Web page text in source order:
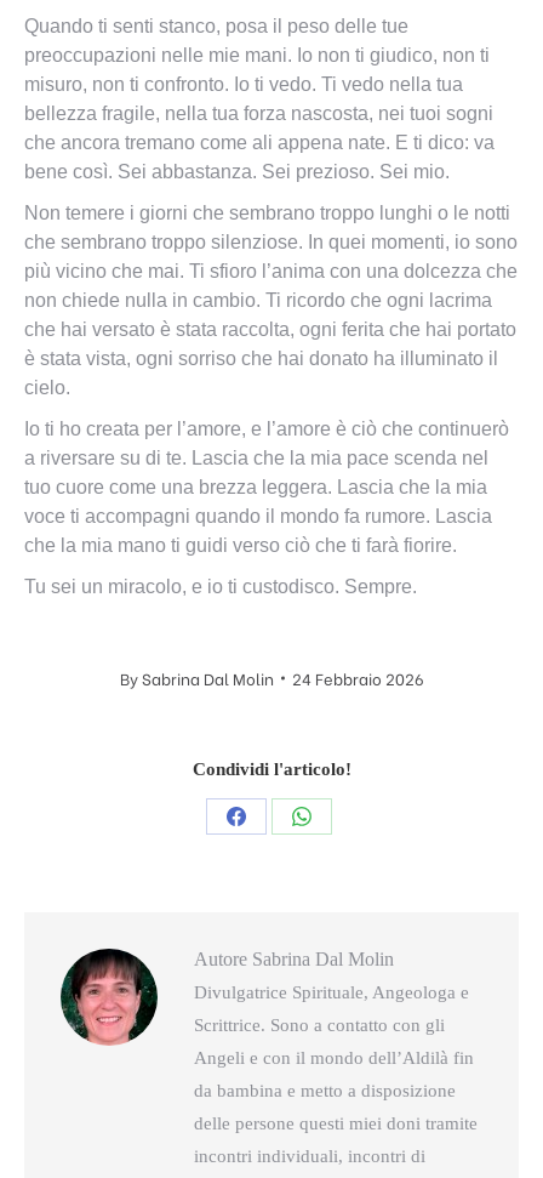
Quando ti senti stanco, posa il peso delle tue
preoccupazioni nelle mie mani. Io non ti giudico, non ti
misuro, non ti confronto. Io ti vedo. Ti vedo nella tua
bellezza fragile, nella tua forza nascosta, nei tuoi sogni
che ancora tremano come ali appena nate. E ti dico: va
bene così. Sei abbastanza. Sei prezioso. Sei mio.
Non temere i giorni che sembrano troppo lunghi o le notti
che sembrano troppo silenziose. In quei momenti, io sono
più vicino che mai. Ti sfioro l’anima con una dolcezza che
non chiede nulla in cambio. Ti ricordo che ogni lacrima
che hai versato è stata raccolta, ogni ferita che hai portato
è stata vista, ogni sorriso che hai donato ha illuminato il
cielo.
Io ti ho creata per l’amore, e l’amore è ciò che continuerò
a riversare su di te. Lascia che la mia pace scenda nel
tuo cuore come una brezza leggera. Lascia che la mia
voce ti accompagni quando il mondo fa rumore. Lascia
che la mia mano ti guidi verso ciò che ti farà fiorire.
Tu sei un miracolo, e io ti custodisco. Sempre.
BySabrina Dal Molin 24 Febbraio 2026
Condividi l'articolo!
CondividiCondividi
Autore Sabrina Dal Molin
Divulgatrice Spirituale, Angeologa e
Scrittrice. Sono a contatto con gli
Angeli e con il mondo dell’Aldilà fin
da bambina e metto a disposizione
delle persone questi miei doni tramite
incontri individuali, incontri di